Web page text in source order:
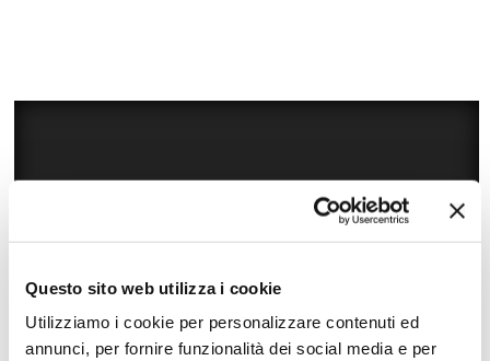
Questo sito web utilizza i cookie
Utilizziamo i cookie per personalizzare contenuti ed
annunci, per fornire funzionalità dei social media e per